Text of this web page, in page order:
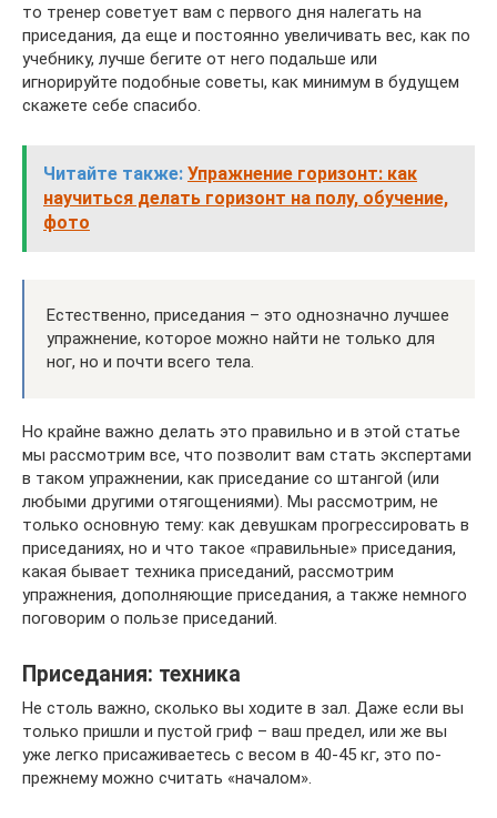
то тренер советует вам с первого дня налегать на
приседания, да еще и постоянно увеличивать вес, как по
учебнику, лучше бегите от него подальше или
игнорируйте подобные советы, как минимум в будущем
скажете себе спасибо.
Читайте также: Упражнение горизонт: как
научиться делать горизонт на полу, обучение,
фото
Естественно, приседания – это однозначно лучшее
упражнение, которое можно найти не только для
ног, но и почти всего тела.
Но крайне важно делать это правильно и в этой статье
мы рассмотрим все, что позволит вам стать экспертами
в таком упражнении, как приседание со штангой (или
любыми другими отягощениями). Мы рассмотрим, не
только основную тему: как девушкам прогрессировать в
приседаниях, но и что такое «правильные» приседания,
какая бывает техника приседаний, рассмотрим
упражнения, дополняющие приседания, а также немного
поговорим о пользе приседаний.
Приседания: техника
Не столь важно, сколько вы ходите в зал. Даже если вы
только пришли и пустой гриф – ваш предел, или же вы
уже легко присаживаетесь с весом в 40-45 кг, это по-
прежнему можно считать «началом».